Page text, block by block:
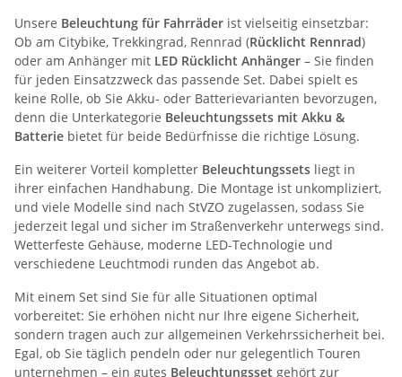
Unsere Beleuchtung für Fahrräder ist vielseitig einsetzbar:
Ob am Citybike, Trekkingrad, Rennrad (Rücklicht Rennrad)
oder am Anhänger mit LED Rücklicht Anhänger – Sie finden
für jeden Einsatzzweck das passende Set. Dabei spielt es
keine Rolle, ob Sie Akku- oder Batterievarianten bevorzugen,
denn die Unterkategorie Beleuchtungssets mit Akku &
Batterie bietet für beide Bedürfnisse die richtige Lösung.
Ein weiterer Vorteil kompletter Beleuchtungssets liegt in
ihrer einfachen Handhabung. Die Montage ist unkompliziert,
und viele Modelle sind nach StVZO zugelassen, sodass Sie
jederzeit legal und sicher im Straßenverkehr unterwegs sind.
Wetterfeste Gehäuse, moderne LED-Technologie und
verschiedene Leuchtmodi runden das Angebot ab.
Mit einem Set sind Sie für alle Situationen optimal
vorbereitet: Sie erhöhen nicht nur Ihre eigene Sicherheit,
sondern tragen auch zur allgemeinen Verkehrssicherheit bei.
Egal, ob Sie täglich pendeln oder nur gelegentlich Touren
unternehmen – ein gutes Beleuchtungsset gehört zur